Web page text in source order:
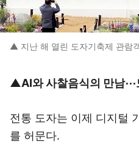
▲ 지난 해 열린 도자기축제 관람
▲AI와 사찰음식의 만남⋯
전통 도자는 이제 디지털
를 허문다.